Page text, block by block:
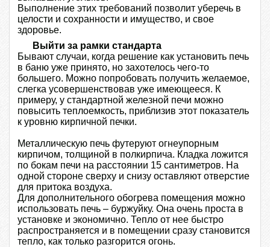
Выполнение этих требований позволит уберечь в
целости и сохранности и имущество, и свое
здоровье.
Выйти за рамки стандарта
Бывают случаи, когда решение как установить печь
в баню уже принято, но захотелось чего-то
большего. Можно попробовать получить желаемое,
слегка усовершенствовав уже имеющееся. К
примеру, у стандартной железной печи можно
повысить теплоемкость, приблизив этот показатель
к уровню кирпичной печки.
Металлическую печь футеруют огнеупорным
кирпичом, толщиной в полкирпича. Кладка ложится
по бокам печи на расстоянии 15 сантиметров. На
одной стороне сверху и снизу оставляют отверстие
для притока воздуха.
Для дополнительного обогрева помещения можно
использовать печь – буржуйку. Она очень проста в
установке и экономично. Тепло от нее быстро
распространяется и в помещении сразу становится
тепло, как только разгорится огонь.